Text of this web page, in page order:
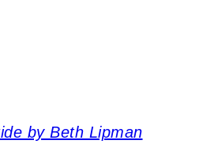
by Beth Lipman